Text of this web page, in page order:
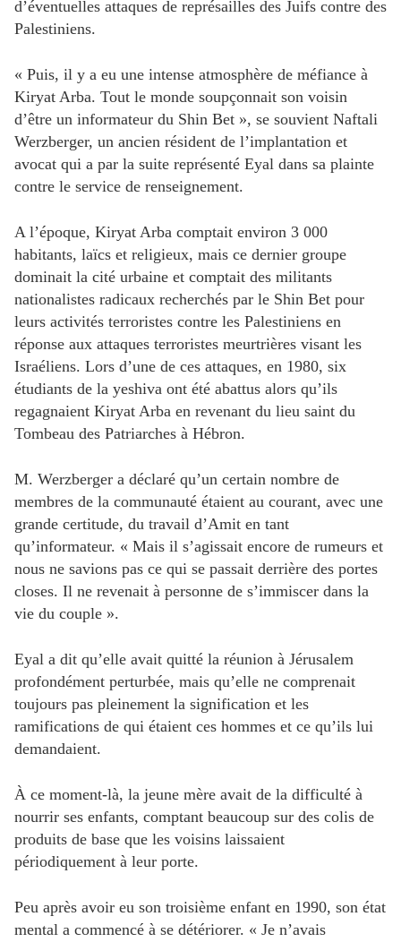
d’éventuelles attaques de représailles des Juifs contre des
Palestiniens.
« Puis, il y a eu une intense atmosphère de méfiance à
Kiryat Arba. Tout le monde soupçonnait son voisin
d’être un informateur du Shin Bet », se souvient Naftali
Werzberger, un ancien résident de l’implantation et
avocat qui a par la suite représenté Eyal dans sa plainte
contre le service de renseignement.
A l’époque, Kiryat Arba comptait environ 3 000
habitants, laïcs et religieux, mais ce dernier groupe
dominait la cité urbaine et comptait des militants
nationalistes radicaux recherchés par le Shin Bet pour
leurs activités terroristes contre les Palestiniens en
réponse aux attaques terroristes meurtrières visant les
Israéliens. Lors d’une de ces attaques, en 1980, six
étudiants de la yeshiva ont été abattus alors qu’ils
regagnaient Kiryat Arba en revenant du lieu saint du
Tombeau des Patriarches à Hébron.
M. Werzberger a déclaré qu’un certain nombre de
membres de la communauté étaient au courant, avec une
grande certitude, du travail d’Amit en tant
qu’informateur. « Mais il s’agissait encore de rumeurs et
nous ne savions pas ce qui se passait derrière des portes
closes. Il ne revenait à personne de s’immiscer dans la
vie du couple ».
Eyal a dit qu’elle avait quitté la réunion à Jérusalem
profondément perturbée, mais qu’elle ne comprenait
toujours pas pleinement la signification et les
ramifications de qui étaient ces hommes et ce qu’ils lui
demandaient.
À ce moment-là, la jeune mère avait de la difficulté à
nourrir ses enfants, comptant beaucoup sur des colis de
produits de base que les voisins laissaient
périodiquement à leur porte.
Peu après avoir eu son troisième enfant en 1990, son état
mental a commencé à se détériorer. « Je n’avais